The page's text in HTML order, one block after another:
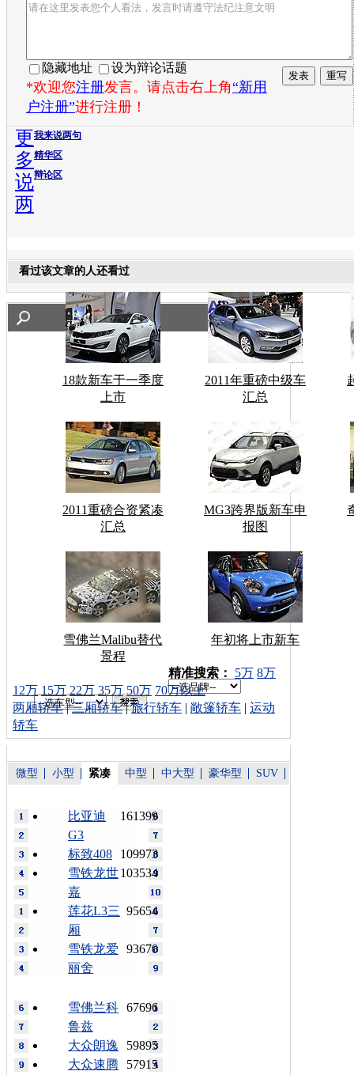
隐藏地址 设为辩论话题
*欢迎您注册发言。请点击右上角“新用
户注册”进行注册！
我来说两句
精华区
辩论区
更
多
说
两
看过该文章的人还看过
18款新车于一季度
上市
2011年重磅中级车
汇总
2011重磅合资紧凑
汇总
MG3跨界版新车申
报图
雪佛兰Malibu替代
景程
年初将上市新车
车型搜索：
精准搜索： 5万 8万
12万 15万 22万 35万 50万 70万以上
两厢轿车|三厢轿车|旅行轿车 | 敞篷轿车 | 运动
轿车
微型 小型 紧凑 中型 中大型 豪华型 SUV
161399
比亚迪
G3
109973
标致408
103534
雪铁龙世
嘉
95654
莲花L3三
厢
93670
雪铁龙爱
丽舍
67696
雪佛兰科
鲁兹
59895
大众朗逸
57915
大众速腾